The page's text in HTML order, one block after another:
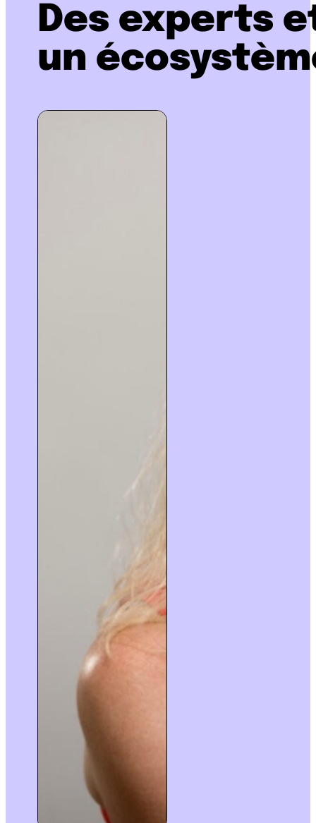
Des experts
un